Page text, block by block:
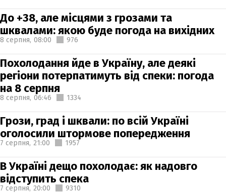
До +38, але місцями з грозами та
шквалами: якою буде погода на вихідних
8 серпня, 08:00 976
Похолодання йде в Україну, але деякі
регіони потерпатимуть від спеки: погода
на 8 серпня
8 серпня, 06:46 1334
Грози, град і шквали: по всій Україні
оголосили штормове попередження
7 серпня, 21:00 1957
В Україні дещо похолодає: як надовго
відступить спека
7 серпня, 20:00 9310